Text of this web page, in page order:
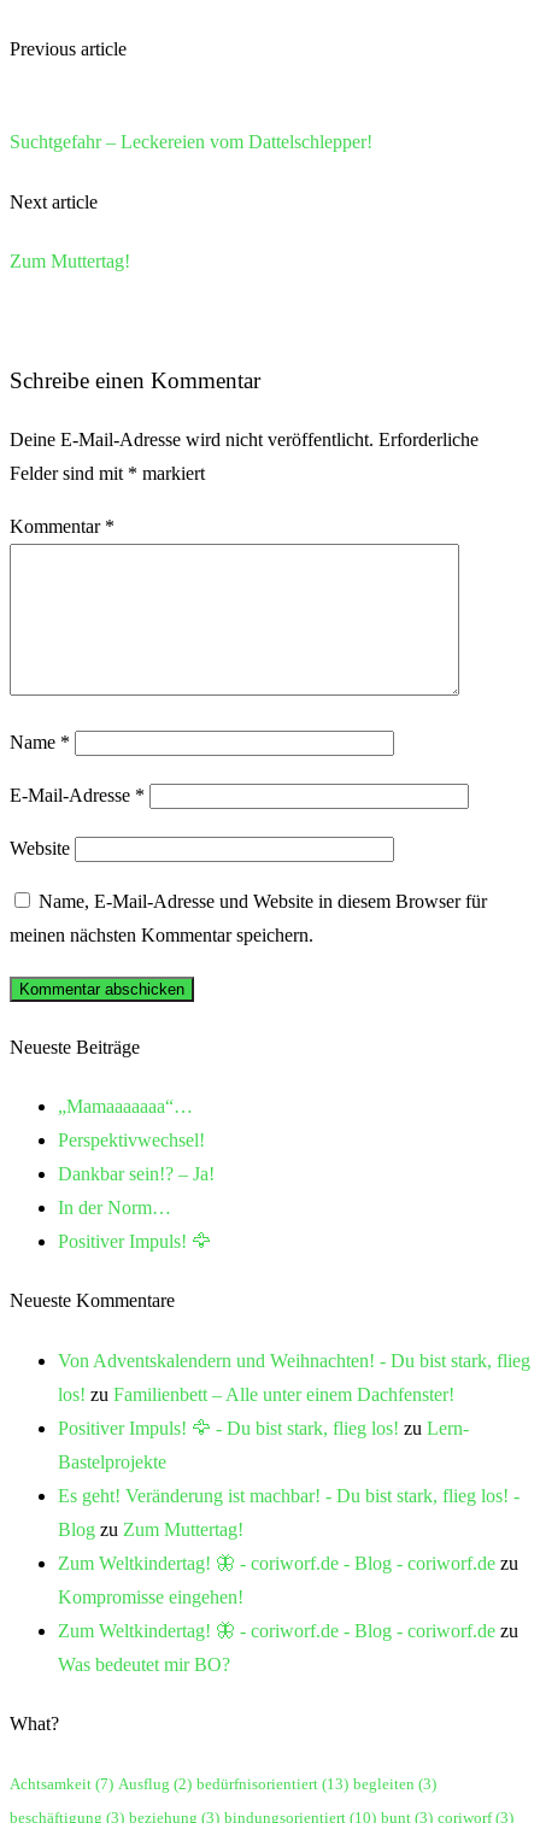
Previous article
Suchtgefahr – Leckereien vom Dattelschlepper!
Next article
Zum Muttertag!
Schreibe einen Kommentar
Deine E-Mail-Adresse wird nicht veröffentlicht. Erforderliche
Felder sind mit * markiert
Kommentar *
Name *
E-Mail-Adresse *
Website
Name, E-Mail-Adresse und Website in diesem Browser für
meinen nächsten Kommentar speichern.
Neueste Beiträge
„Mamaaaaaaa“…
Perspektivwechsel!
Dankbar sein!? – Ja!
In der Norm…
Positiver Impuls! 🦅
Neueste Kommentare
Von Adventskalendern und Weihnachten! - Du bist stark, flieg
los! zu Familienbett – Alle unter einem Dachfenster!
Positiver Impuls! 🦅 - Du bist stark, flieg los! zu Lern-
Bastelprojekte
Es geht! Veränderung ist machbar! - Du bist stark, flieg los! -
Blog zu Zum Muttertag!
Zum Weltkindertag! 🦋 - coriworf.de - Blog - coriworf.de zu
Kompromisse eingehen!
Zum Weltkindertag! 🦋 - coriworf.de - Blog - coriworf.de zu
Was bedeutet mir BO?
What?
Achtsamkeit (7) Ausflug (2) bedürfnisorientiert (13) begleiten (3)
beschäftigung (3) beziehung (3) bindungsorientiert (10) bunt (3) coriworf(3)